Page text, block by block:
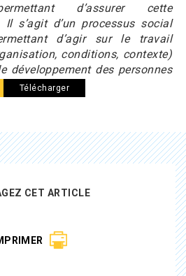
d’assurer cette
Il s’agit d’un processus social
d’agir sur le travail
conditions, contexte)
développement des personnes
».
Télécharger
CET ARTICLE